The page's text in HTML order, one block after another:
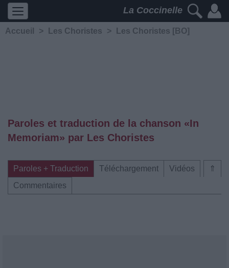
La Coccinelle
Accueil > Les Choristes > Les Choristes [BO]
Paroles et traduction de la chanson «In
Memoriam» par Les Choristes
⇑
Paroles + Traduction Téléchargement
Vidéos
Commentaires